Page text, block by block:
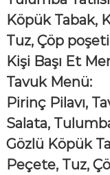
Köpük Tabak,
Tuz, Çöp
Kişi Başı Et
Tavuk Menü:
Pirinç Pilavı,
Salata,
Gözlü Köpük
Peçete, Tuz,